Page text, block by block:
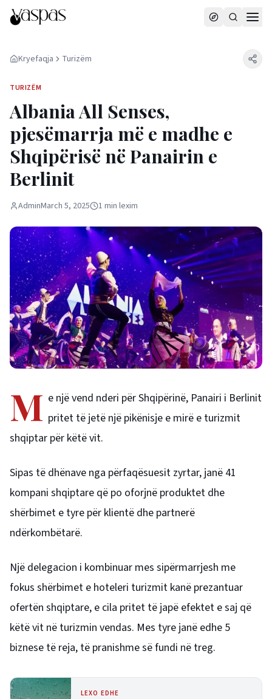
Kryefaqja Turizëm
TURIZËM
Albania All Senses,
pjesëmarrja më e madhe e
Shqipërisë në Panairin e
Berlinit
AdminMarch 5, 2025 1 min lexim
M e një vend nderi për Shqipërinë, Panairi i Berlinit
pritet të jetë një pikënisje e mirë e turizmit
shqiptar për këtë vit.
Sipas të dhënave nga përfaqësuesit zyrtar, janë 41
kompani shqiptare që po oforjnë produktet dhe
shërbimet e tyre për klientë dhe partnerë
ndërkombëtarë.
Një delegacion i kombinuar mes sipërmarrjesh me
fokus shërbimet e hoteleri turizmit kanë prezantuar
ofertën shqiptare, e cila pritet të japë efektet e saj që
këtë vit në turizmin vendas. Mes tyre janë edhe 5
biznese të reja, të pranishme së fundi në treg.
LEXO EDHE